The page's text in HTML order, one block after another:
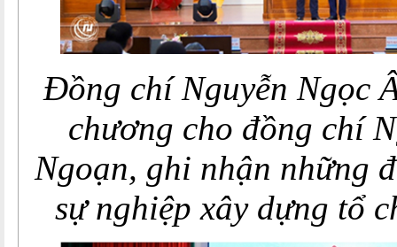
Đồng chí Nguyễn Ngọc
chương cho đồng chí
Ngoạn, ghi nhận những
sự nghiệp xây dựng tổ